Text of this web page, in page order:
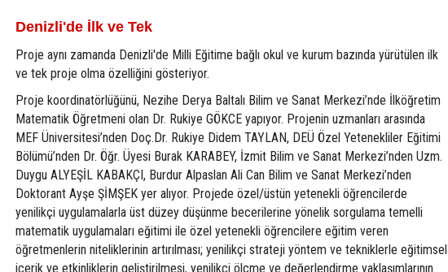
Denizli'de İlk ve Tek
Proje aynı zamanda Denizli'de Milli Eğitime bağlı okul ve kurum bazında yürütülen ilk
ve tek proje olma özelliğini gösteriyor.
Proje koordinatörlüğünü, Nezihe Derya Baltalı Bilim ve Sanat Merkezi’nde İlköğretim
Matematik Öğretmeni olan Dr. Rukiye GÖKCE yapıyor. Projenin uzmanları arasında
MEF Üniversitesi’nden Doç.Dr. Rukiye Didem TAYLAN, DEÜ Özel Yetenekliler Eğitimi
Bölümü’nden Dr. Öğr. Üyesi Burak KARABEY, İzmit Bilim ve Sanat Merkezi’nden Uzm.
Duygu ALYEŞİL KABAKÇI, Burdur Alpaslan Ali Can Bilim ve Sanat Merkezi’nden
Doktorant Ayşe ŞİMŞEK yer alıyor. Projede özel/üstün yetenekli öğrencilerde
yenilikçi uygulamalarla üst düzey düşünme becerilerine yönelik sorgulama temelli
matematik uygulamaları eğitimi ile özel yetenekli öğrencilere eğitim veren
öğretmenlerin niteliklerinin artırılması; yenilikçi strateji yöntem ve tekniklerle eğitimsel
içerik ve etkinliklerin geliştirilmesi, yenilikçi ölçme ve değerlendirme yaklaşımlarının